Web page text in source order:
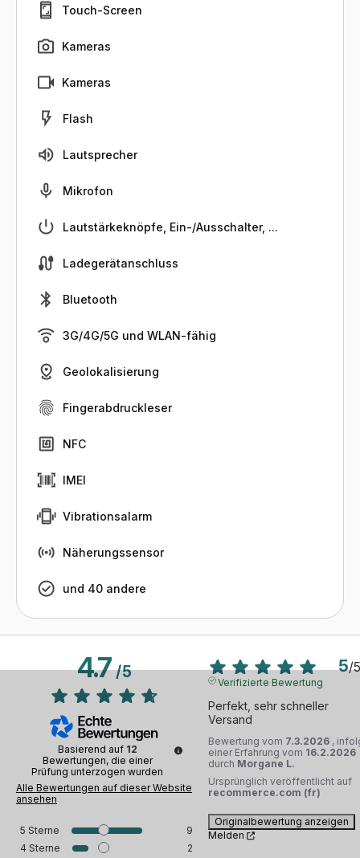
Touch-Screen
Kameras
Kameras
Flash
Lautsprecher
Mikrofon
Lautstärkeknöpfe, Ein-/Ausschalter, ...
Ladegerätanschluss
Bluetooth
3G/4G/5G und WLAN-fähig
Geolokalisierung
Fingerabdruckleser
NFC
IMEI
Vibrationsalarm
Näherungssensor
und 40 andere
4.7/5
Basierend auf 12
Bewertungen, die einer
Prüfung unterzogen wurden
Alle Bewertungen auf dieser Website
ansehen
5 Sterne
9
4 Sterne
2
5/5
Verifizierte Bewertung
Perfekt, sehr schneller
Versand
Bewertung vom 7.3.2026 ,
einer Erfahrung vom 16.2.2026
durch Morgane L.
Ursprünglich veröffentlicht auf
recommerce.com (fr)
Originalbewertung anzeigen
Melden